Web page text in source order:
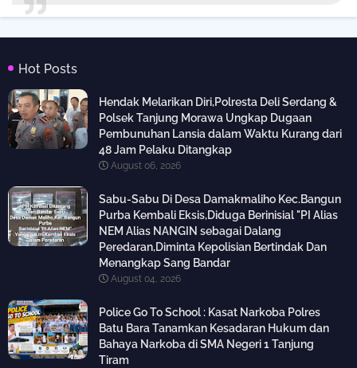
Hot Posts
Hendak Melarikan Diri,Polresta Deli Serdang &
Polsek Tanjung Morawa Ungkap Dugaan
Pembunuhan Lansia dalam Waktu Kurang dari
48 Jam Pelaku Ditangkap
August 06, 2026
Sabu-Sabu Di Desa Damakmaliho Kec.Bangun
Purba Kembali Eksis,Diduga Berinisial "PI Alias
NEM Alias NANGIN sebagai Dalang
Peredaran,Diminta Kepolisian Bertindak Dan
Menangkap Sang Bandar
August 04, 2026
Police Go To School : Kasat Narkoba Polres
Batu Bara Tanamkan Kesadaran Hukum dan
Bahaya Narkoba di SMA Negeri 1 Tanjung
Tiram